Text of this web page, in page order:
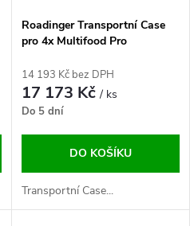
Roadinger Transportní Case
pro 4x Multifood Pro
14 193 Kč bez DPH
17 173 Kč/ ks
Do 5 dní
DO KOŠÍKU
Transportní Case...